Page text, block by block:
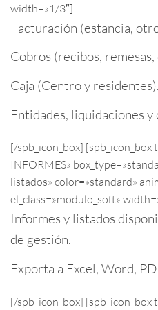
width=»1/3″]
Facturación (estancia,
Cobros (recibos,
Caja (Centro y residentes).
Entidades, liquidaciones
[/spb_icon_box] [spb_icon_box
INFORMES»
listados» color=»standard»
el_class=»modulo_soft»
Informes y listados
de gestión.
Exporta a Excel, Word,
[/spb_icon_box] [spb_icon_box